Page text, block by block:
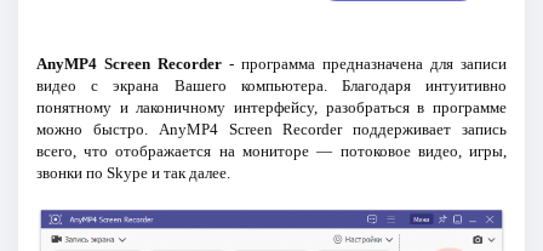
AnyMP4 Screen Recorder- программа предназначена для записи
видео с экрана Вашего компьютера. Благодаря интуитивно
понятному и лаконичному интерфейсу, разобраться в программе
можно быстро. AnyMP4 Screen Recorder поддерживает запись
всего, что отображается на мониторе — потоковое видео, игры,
звонки по Skype и так далее.